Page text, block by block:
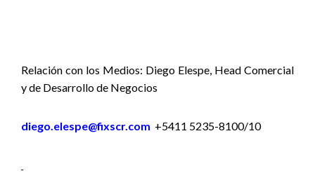
Relación con los Medios: Diego Elespe, Head Comercial
y de Desarrollo de Negocios
diego.elespe@fixscr.com +5411 5235-8100/10